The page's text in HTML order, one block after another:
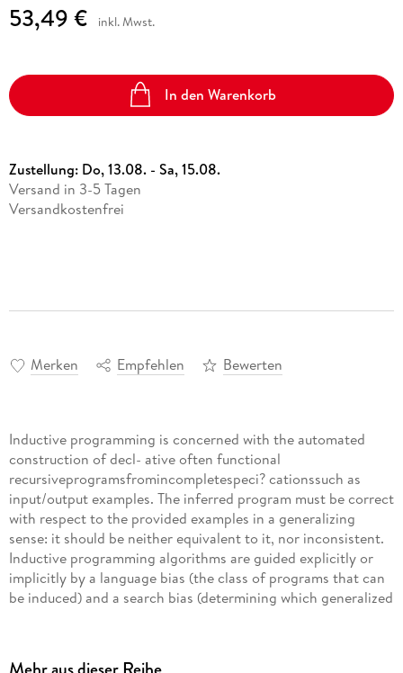
53,49 € inkl. Mwst.
In den Warenkorb
Zustellung: Do, 13.08. - Sa, 15.08.
Versand in 3-5 Tagen
Versandkostenfrei
Merken Empfehlen Bewerten
Inductive programming is concerned with the automated
construction of decl- ative often functional
recursiveprogramsfromincompletespeci? cationssuch as
input/output examples. The inferred program must be correct
with respect to the provided examples in a generalizing
sense: it should be neither equivalent to it, nor inconsistent.
Inductive programming algorithms are guided explicitly or
implicitly by a language bias (the class of programs that can
be induced) and a search bias (determining which generalized